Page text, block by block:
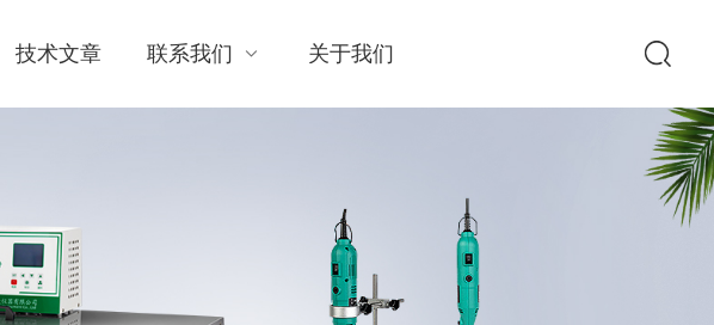
技术文章 联系我们 关于我们